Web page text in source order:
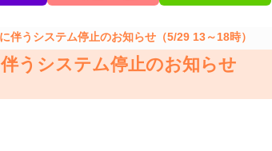
伴うシステム停止のお知らせ（5/29 13～18時）
うシステム停止のお知らせ